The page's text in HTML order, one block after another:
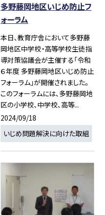
多野藤岡地区いじめ防止フ
ォーラム
本日、教育庁舎において多野藤
岡地区中学校・高等学校生徒指
導対策協議会が主催する「令和
６年度 多野藤岡地区いじめ防止
フォーラム」が開催されました。
このフォーラムには、多野藤岡地
区の小学校、中学校、高等...
2024/09/18
いじめ問題解決に向けた取組